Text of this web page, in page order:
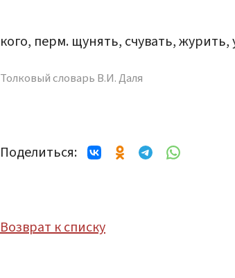
кого, перм. щунять, счувать, журить,
Толковый словарь В.И. Даля
Поделиться:
Возврат к списку